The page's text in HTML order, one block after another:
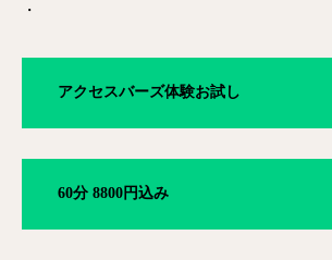
・
アクセスバーズ体験お試し
60分 8800円込み